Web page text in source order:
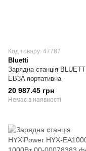
Код товару: 47787
Bluetti
Зарядна станція BLUETTI
EB3A портативна
20 987.45 грн
Немає в наявності